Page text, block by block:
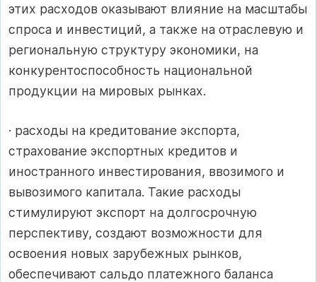
этих расходов оказывают влияние на масштабы
спроса и инвестиций, а также на отраслевую и
региональную структуру экономики, на
конкурентоспособность национальной
продукции на мировых рынках.
· расходы на кредитование экспорта,
страхование экспортных кредитов и
иностранного инвестирования, ввозимого и
вывозимого капитала. Такие расходы
стимулируют экспорт на долгосрочную
перспективу, создают возможности для
освоения новых зарубежных рынков,
обеспечивают сальдо платежного баланса